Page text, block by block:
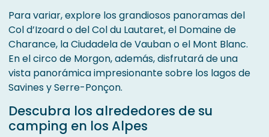
Para variar, explore los grandiosos panoramas del
Col d’Izoard o del Col du Lautaret, el Domaine de
Charance, la Ciudadela de Vauban o el Mont Blanc.
En el circo de Morgon, además, disfrutará de una
vista panorámica impresionante sobre los lagos de
Savines y Serre-Ponçon.
Descubra los alrededores de su
camping en los Alpes